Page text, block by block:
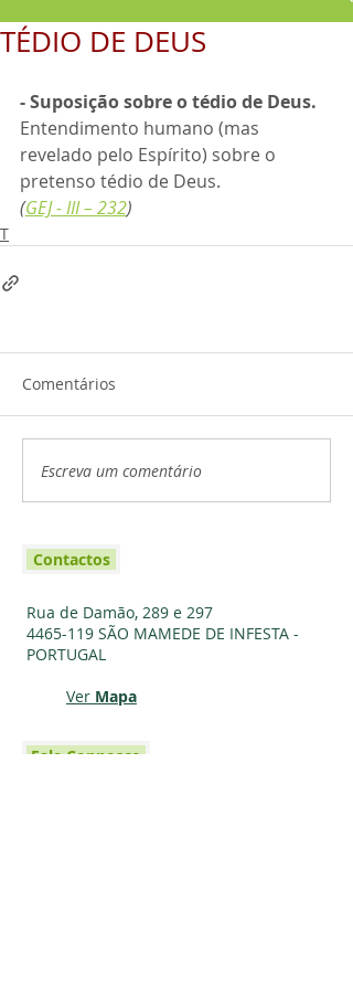
TÉDIO DE DEUS
- Suposição sobre o tédio de Deus.
Entendimento humano (mas
revelado pelo Espírito) sobre o
pretenso tédio de Deus.
(GEJ - III – 232)
T
Comentários
Escreva um comentário
Contactos
Rua de Damão, 289 e 297
4465-119 SÃO MAMEDE DE INFESTA -
PORTUGAL
Ver Mapa
Fale Connosco